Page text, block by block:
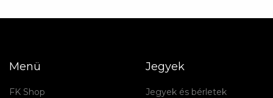
Menü
FK Shop
Jegyek
Jegyek és bérletek